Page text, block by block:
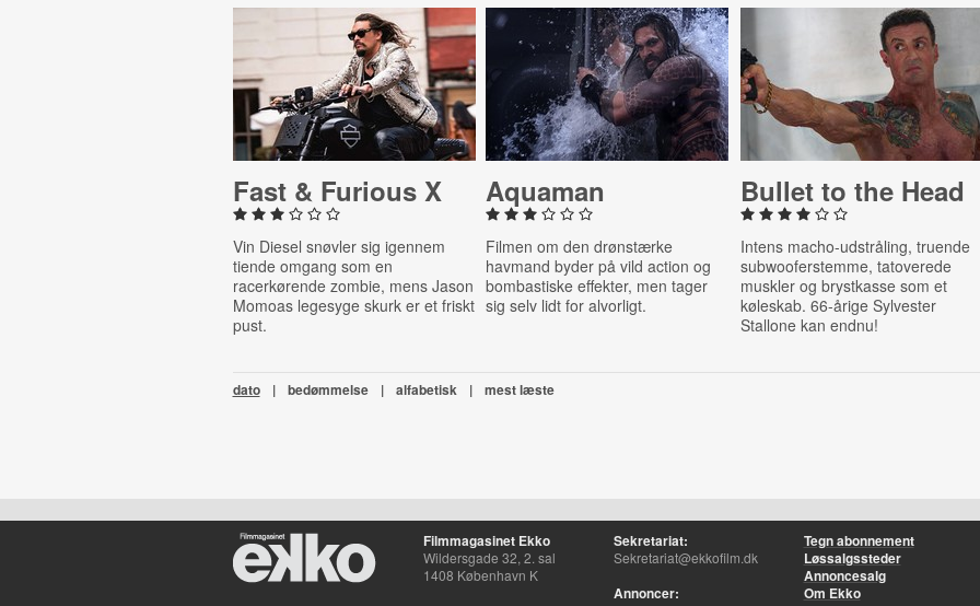
Fast & Furious X
Vin Diesel snøvler sig igennem
tiende omgang som en
racerkørende zombie, mens Jason
Momoas legesyge skurk er et friskt
pust.
Aquaman
Filmen om den drønstærke
havmand byder på vild action og
bombastiske effekter, men tager
sig selv lidt for alvorligt.
Bullet to the Head
Intens macho-udstråling, truende
subwooferstemme, tatoverede
muskler og brystkasse som et
køleskab. 66-årige Sylvester
Stallone kan endnu!
dato | bedømmelse | alfabetisk | mest læste
Filmmagasinet Ekko
Wildersgade 32, 2. sal
1408 København K
Sekretariat:
Sekretariat@ekkofilm.dk
Annoncer:
Tegn abonnement
Løssalgssteder
Annoncesalg
Om Ekko